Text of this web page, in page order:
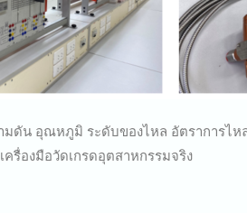
ดัน อุณหภูมิ ระดับของไหล อัตราการไห
รื่องมือวัดเกรดอุตสาหกรรมจริง